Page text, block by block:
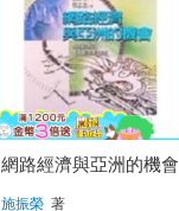
網路經濟與亞洲的機會
施振榮著